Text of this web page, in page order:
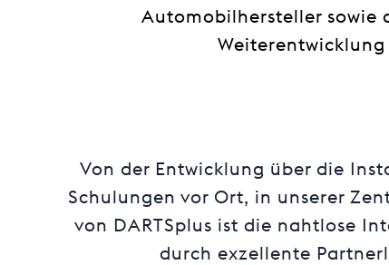
Automobilhersteller sowie
Von der Entwicklung über die
Schulungen vor Ort, in unserer
von DARTSplus ist die nahtlose
durch exzellente